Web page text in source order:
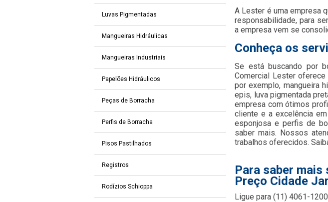
Luvas Pigmentadas
Mangueiras Hidráulicas
Mangueiras Industriais
Papelões Hidráulicos
Peças de Borracha
Perfis de Borracha
Pisos Pastilhados
Registros
Rodízios Schioppa
A Lester é uma empresa
responsabilidade, para
a empresa vem se
Conheça os
Se está buscando por
Comercial Lester
por exemplo, mangueira
epis, luva pigmentada
empresa com ótimos
cliente e a excelência
esponjosa e perfis de
saber mais. Nossos
trabalhos oferecidos.
Para saber
Preço Cidade
Ligue para(11) 4061-1200